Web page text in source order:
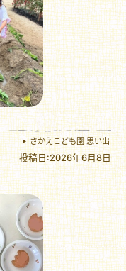
さかえこども園 思い出
投稿日:2026年6月8日